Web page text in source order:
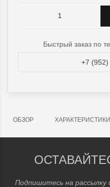
Быстрый заказ по
+7
ОБЗОР ХАРАКТЕРИСТИКИ
Подпишитесь на рассылку